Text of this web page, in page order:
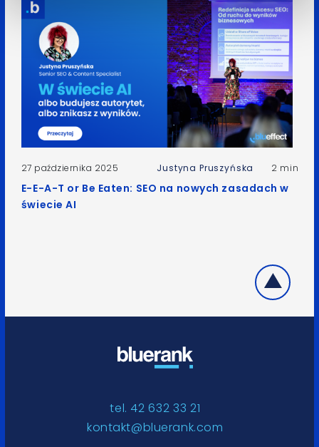
27 października 2025 Justyna Pruszyńska 2 min
E-E-A-T or Be Eaten: SEO na nowych zasadach w
świecie AI
tel. 42 632 33 21
kontakt@bluerank.com